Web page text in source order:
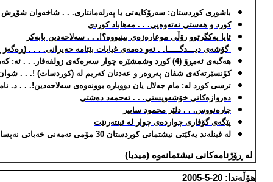
باشوری كوردستان: سه‌رۆكایه‌تی یا په‌رله‌مانتاری. . . شاخه‌وان شۆڕش
كورد و هه‌ستی نه‌ته‌وه‌یی. . . مه‌هاباد كوردی
ئایا یه‌كگرتوو رۆڵی موعاره‌زه‌ی بینیووه‌؟!. . . سه‌لاحه‌دین بابه‌كر
گۆشه‌ی دیـــدگـــــا. . ئه‌و ده‌مه‌ی غیابات بێتامه‌ حه‌یرانی. . . .
هه‌گبه‌ی ئه‌مڕۆ (4) كورد وشمشێره‌ چوار سه‌ره‌كه‌ی زولفه‌قار. . . ئه‌: كه‌مال غه‌ریب ك
كۆنسێرته‌كه‌ی شڤان په‌روه‌ر و عه‌دنان كه‌ریم له‌ (كوردسات) !. . .
ترسی كورد له‌: مام جه‌لال یان دووباره‌ بوونه‌وه‌ی سه‌لاحه‌دین!. . . د.
ده‌روازه‌كانی خۆشه‌ویستی. . . ئه‌حمه‌د ده‌شتی
چاره‌نووس. . . دلێر محمود سابیر
پێگه‌ی گۆڤاری چوارده‌ی چوار له‌ ئینته‌رنێت
له‌ فینله‌ند یه‌كێتی نیشتمانی كوردستان 30 مۆمی ته‌مه‌نی خه‌باتی نه‌پساوه‌ی به‌ شانازییه‌وه‌ داده‌گیرسێنێ
له‌ ڕۆژنامه‌كانی نیشتمانه‌وه‌ (میدیا)
هۆڵه‌ندا: 20-5-2005